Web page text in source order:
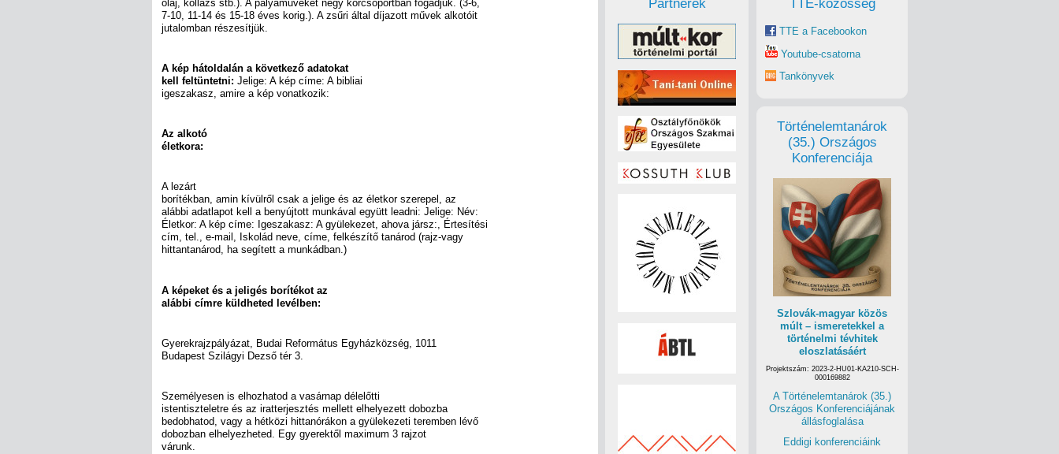
olaj, kollázs stb.). A pályaműveket négy korcsoportban fogadjuk. (3-6,
7-10, 11-14 és 15-18 éves korig.). A zsűri által díjazott művek alkotóit
jutalomban részesítjük.
A kép hátoldalán a következő adatokat
kell feltüntetni: Jelige: A kép címe: A bibliai
igeszakasz, amire a kép vonatkozik:
Az alkotó
életkora:
A lezárt
borítékban, amin kívülről csak a jelige és az életkor szerepel, az
alábbi adatlapot kell a benyújtott munkával együtt leadni: Jelige: Név:
Életkor: A kép címe: Igeszakasz: A gyülekezet, ahova jársz:, Értesítési
cím, tel., e-mail, Iskolád neve, címe, felkészítő tanárod (rajz-vagy
hittantanárod, ha segített a munkádban.)
A képeket és a jeligés borítékot az
alábbi címre küldheted levélben:
Gyerekrajzpályázat, Budai Református Egyházközség, 1011
Budapest Szilágyi Dezső tér 3.
Személyesen is elhozhatod a vasárnap délelőtti
istentiszteletre és az iratterjesztés mellett elhelyezett dobozba
bedobhatod, vagy a hétközi hittanórákon a gyülekezeti teremben lévő
dobozban elhelyezheted. Egy gyerektől maximum 3 rajzot
várunk.
TTE-közösség
TTE a Facebookon
Youtube-csatorna
Tankönyvek
Történelemtanárok
(35.) Országos
Konferenciája
Szlovák-magyar közös
múlt – ismeretekkel a
történelmi tévhitek
eloszlatásáért
Projektszám: 2023-2-HU01-KA210-SCH-
000169882
A Történelemtanárok (35.)
Országos Konferenciájának
állásfoglalása
Eddigi konferenciáink
Partnerek